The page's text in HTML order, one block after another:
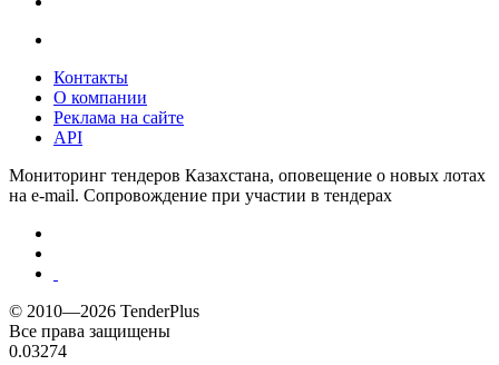
Контакты
О компании
Реклама на сайте
API
Мониторинг тендеров Казахстана, оповещение о новых лотах
на e-mail. Сопровождение при участии в тендерах
© 2010—2026 TenderPlus
Все права защищены
0.03274